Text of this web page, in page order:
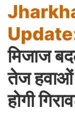
मिजाज
तेज हवाओं
होगी